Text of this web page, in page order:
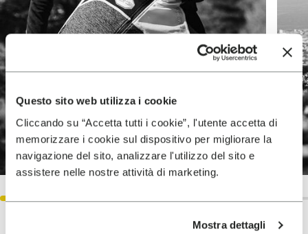
Questo sito web utilizza i cookie
Cliccando su “Accetta tutti i cookie”, l'utente accetta di
memorizzare i cookie sul dispositivo per migliorare la
navigazione del sito, analizzare l'utilizzo del sito e
assistere nelle nostre attività di marketing.
Mostra dettagli